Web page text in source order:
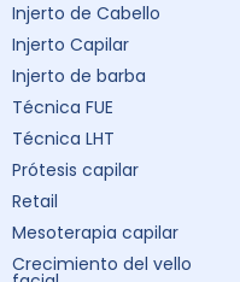
Injerto de Cabello
Injerto Capilar
Injerto de barba
Técnica FUE
Técnica LHT
Prótesis capilar
Retail
Mesoterapia capilar
Crecimiento del vello